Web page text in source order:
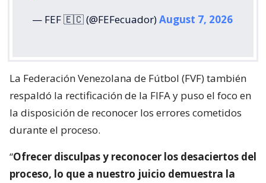
— FEF 🇪🇨 (@FEFecuador)August 7, 2026
La Federación Venezolana de Fútbol (FVF) también
respaldó la rectificación de la FIFA y puso el foco en
la disposición de reconocer los errores cometidos
durante el proceso.
“Ofrecer disculpas y reconocer los desaciertos del
proceso, lo que a nuestro juicio demuestra la